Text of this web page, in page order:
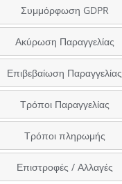
Συμμόρφωση GDPR
Ακύρωση Παραγγελίας
Επιβεβαίωση Παραγγελίας
Τρόποι Παραγγελίας
Τρόποι πληρωμής
Επιστροφές / Αλλαγές